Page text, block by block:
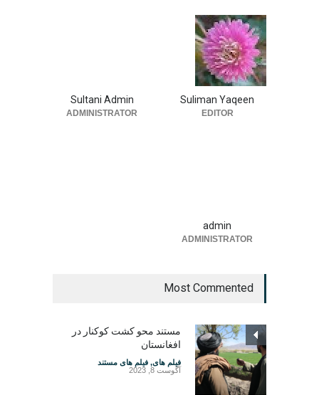
Suliman Yaqeen
EDITOR
Sultani Admin
ADMINISTRATOR
admin
ADMINISTRATOR
Most Commented
مستند محو کشت کوکنار در
افغانستان
فیلم های, فیلم های مستند
آگوست 8, 2023